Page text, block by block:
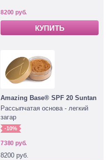
8200 руб.
КУПИТЬ
Amazing Base® SPF 20 Suntan
Рассыпчатая основа - легкий
загар
-10%
7380 руб.
8200 руб.